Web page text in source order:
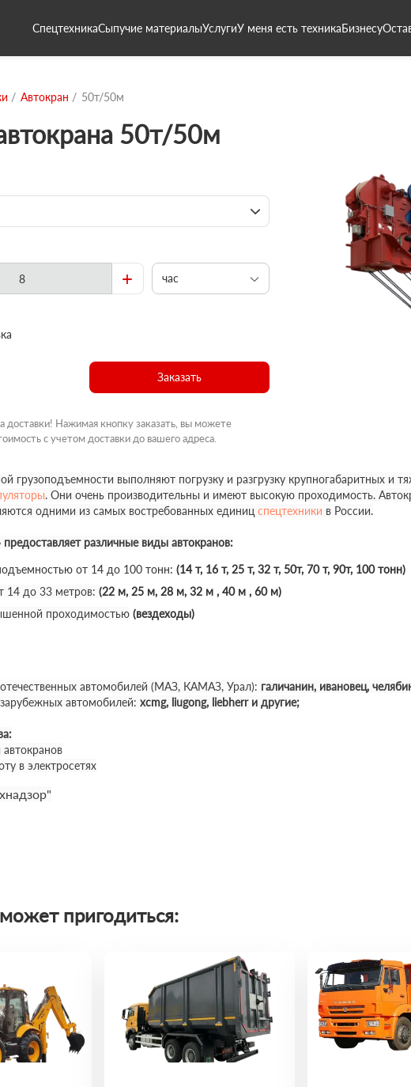
СпецтехникаСыпучие материалыУслугиУ меня есть техникаБизнесу
Автокран 50т/50м
50т/50м
+ час
Заказать
доставки! Нажимая кнопку заказать, вы можете
с учетом доставки до вашего адреса.
грузоподъемности выполняют погрузку и разгрузку крупногабаритных и
. Они очень производительны и имеют высокую проходимость.
одними из самых востребованных единиц спецтехники в России.
различные виды автокранов:
от 14 до 100 тонн: (14 т, 16 т, 25 т, 32 т, 50т, 70 т, 90т, 100 тонн)
14 до 33 метров: (22 м, 25 м, 28 м, 32 м , 40 м , 60 м)
проходимостью (вездеходы)
автомобилей (МАЗ, КАМАЗ, Урал): галичанин, ивановец,
автомобилей: xcmg, liugong, liebherr и другие;
в электросетях
пригодиться: